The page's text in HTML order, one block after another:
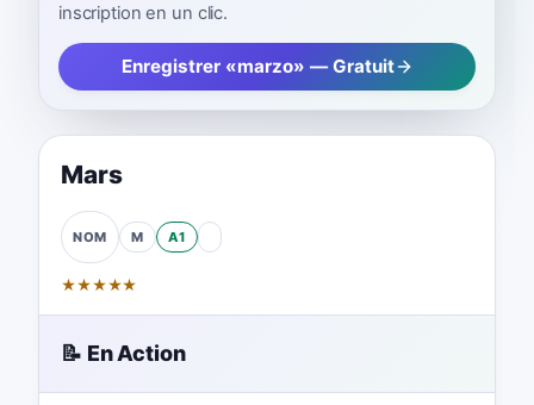
inscription en un clic.
Enregistrer «marzo» — Gratuit
Mars
NOM M A1
★★★★★
📝 En Action